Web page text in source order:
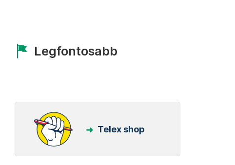
Legfontosabb
Telex shop